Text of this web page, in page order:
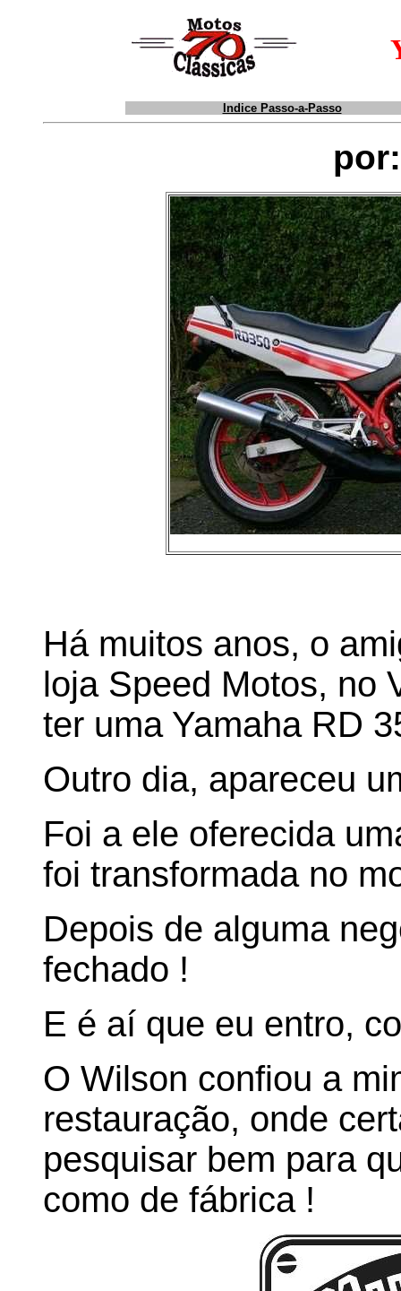
Indice Passo-a-Passo
Há muitos anos, o
loja Speed Motos, no
ter uma Yamaha RD
Outro dia, apareceu
Foi a ele oferecida
foi transformada no
Depois de alguma
fechado !
E é aí que eu entro,
O Wilson confiou a
restauração, onde
pesquisar bem para
como de fábrica !